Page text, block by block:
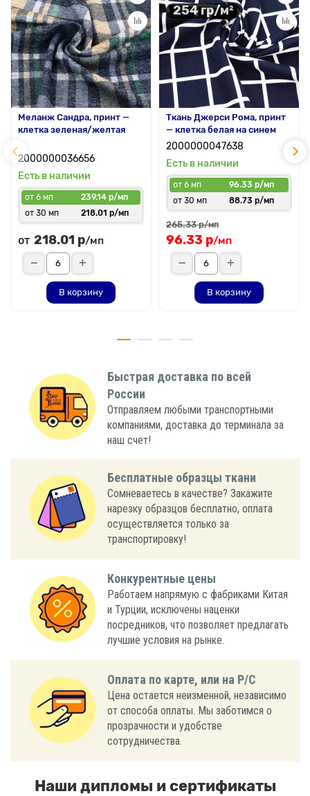
Меланж Сандра, принт —
клетка зеленая/желтая
2000000036656
Есть в наличии
от 6 мп
239.14 р/мп
от 30 мп
218.01 р/мп
от 218.01 р/мп
В корзину
254 гр/м²
Ткань Джерси Рома, принт
— клетка белая на синем
2000000047638
Есть в наличии
от 6 мп
96.33 р/мп
от 30 мп
88.73 р/мп
265.33 р/мп
96.33 р/мп
В корзину
Быстрая доставка по всей
России
Отправляем любыми транспортными
компаниями, доставка до терминала за
наш счет!
Бесплатные образцы ткани
Сомневаетесь в качестве? Закажите
нарезку образцов бесплатно, оплата
осуществляется только за
транспортировку!
Конкурентные цены
Работаем напрямую с фабриками Китая
и Турции, исключены наценки
посредников, что позволяет предлагать
лучшие условия на рынке.
Оплата по карте, или на Р/С
Цена остается неизменной, независимо
от способа оплаты. Мы заботимся о
прозрачности и удобстве
сотрудничества.
Наши дипломы и сертификаты